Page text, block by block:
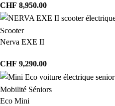
CHF 8,950.00
Scooter
Nerva EXE II
CHF 9,290.00
Mobilité Séniors
Eco Mini